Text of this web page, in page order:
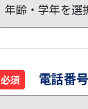
必須 電話番